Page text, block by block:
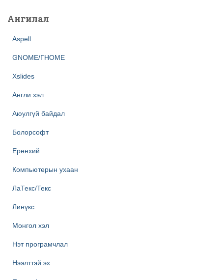
Ангилал
Aspell
GNOME/ГНОМЕ
Xslides
Англи хэл
Аюулгүй байдал
Болорсофт
Ерөнхий
Компьютерын ухаан
ЛаТекс/Текс
Линүкс
Монгол хэл
Нэт програмчлал
Нээлттэй эх